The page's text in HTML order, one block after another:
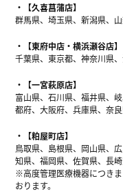
【久喜菖蒲店】
群馬県、埼玉県、新潟県、
【東府中店・横浜瀬谷店】
千葉県、東京都、神奈川県
【一宮萩原店】
富山県、石川県、福井県、
都府、大阪府、兵庫県、奈
【粕屋町店】
鳥取県、島根県、岡山県、
知県、福岡県、佐賀県、長
※高度管理医療機器につき
おります。